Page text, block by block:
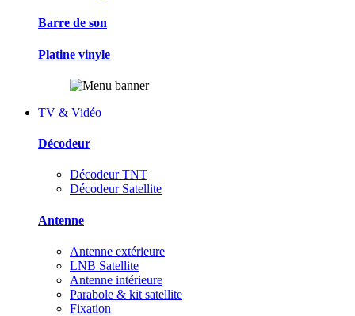
Barre de son
Platine vinyle
TV & Vidéo
Décodeur
Décodeur TNT
Décodeur Satellite
Antenne
Antenne extérieure
LNB Satellite
Antenne intérieure
Parabole & kit satellite
Fixation